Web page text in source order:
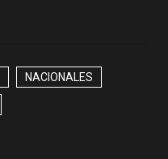
NACIONALES